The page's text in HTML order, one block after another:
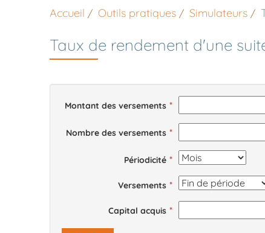
Accueil Outils pratiques Simulateurs
Taux de rendement d'une
Montant des versements
Nombre des versements
Périodicité
Versements
Capital acquis